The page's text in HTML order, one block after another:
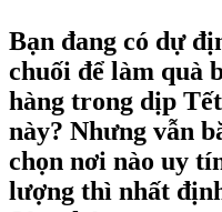
Bạn đang có dự
chuối để làm quà
hàng trong dịp
này? Nhưng vẫn
chọn nơi nào uy
lượng thì nhất